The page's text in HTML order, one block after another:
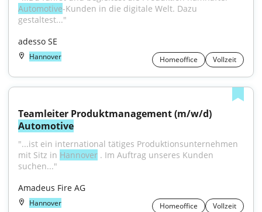
Automotive-Kunden in die digitale Welt. Dazu
gestaltest..."
adesso SE
Hannover Homeoffice Vollzeit
Automotive
"...ist ein international tätiges Produktionsunternehmen
mit Sitz in Hannover . Im Auftrag unseres Kunden
suchen..."
Amadeus Fire AG
Hannover Homeoffice Vollzeit